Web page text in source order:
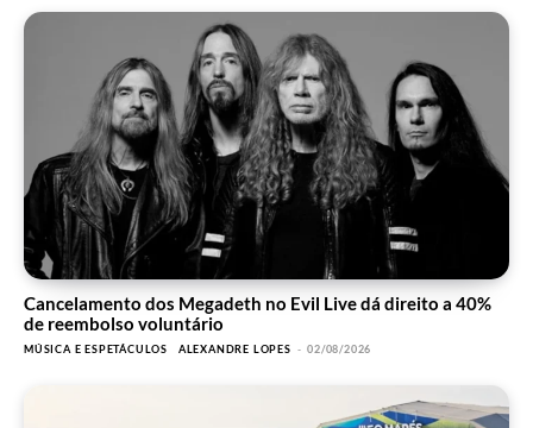
Cancelamento dos Megadeth no Evil Live dá direito a 40%
de reembolso voluntário
MÚSICA E ESPETÁCULOS ALEXANDRE LOPES - 02/08/2026